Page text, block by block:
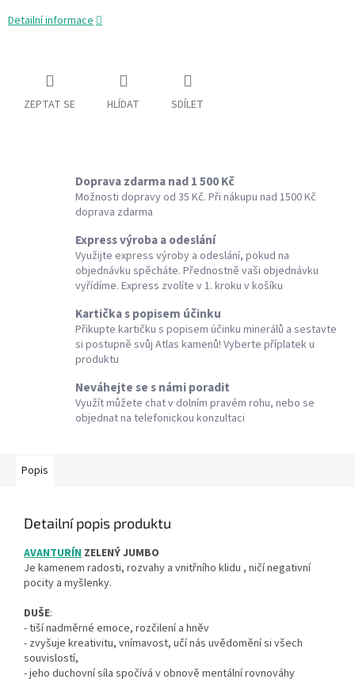
Detailní informace
ZEPTAT SE HLÍDAT SDÍLET
Doprava zdarma nad 1 500 Kč
Možnosti dopravy od 35 Kč. Při nákupu nad 1500 Kč
doprava zdarma
Express výroba a odeslání
Využijte express výroby a odeslání, pokud na
objednávku spěcháte. Přednostně vaši objednávku
vyřídíme. Express zvolíte v 1. kroku v košíku
Kartička s popisem účinku
Přikupte kartičku s popisem účinku minerálů a sestavte
si postupně svůj Atlas kamenů! Vyberte příplatek u
produktu
Neváhejte se s námi poradit
Využít můžete chat v dolním pravém rohu, nebo se
objednat na telefonickou konzultaci
Popis
Detailní popis produktu
AVANTURÍN ZELENÝ JUMBO
Je kamenem radosti, rozvahy a vnitřního klidu , ničí negativní
pocity a myšlenky.
DUŠE:
- tiší nadměrné emoce, rozčilení a hněv
- zvyšuje kreativitu, vnímavost, učí nás uvědomění si všech
souvislostí,
- jeho duchovní síla spočívá v obnově mentální rovnováhy